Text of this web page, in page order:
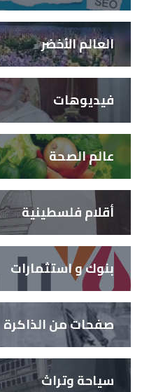
العالم الأخضر
فيديوهات
عالم الصحة
أقلام فلسطينية
بنوك و استثمارات
صفحات من الذاكرة
سياحة وتراث